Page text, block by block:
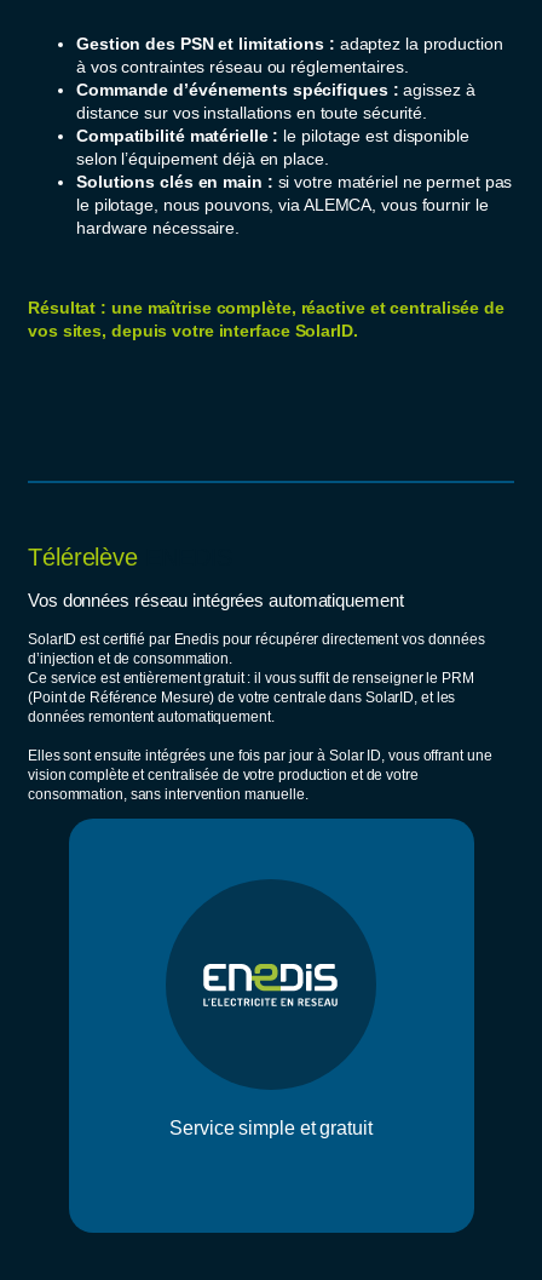
Gestion des PSN et limitations : adaptez la production
à vos contraintes réseau ou réglementaires.
Commande d’événements spécifiques :agissez à
distance sur vos installations en toute sécurité.
Compatibilité matérielle : le pilotage est disponible
selon l’équipement déjà en place.
Solutions clés en main : si votre matériel ne permet pas
le pilotage, nous pouvons, via ALEMCA, vous fournir le
hardware nécessaire.
Résultat : une maîtrise complète, réactive et centralisée de
vos sites, depuis votre interface SolarID.
Télérelève
Vos données réseau intégrées automatiquement
SolarID est certifié par Enedis pour récupérer directement vos données
d’injection et de consommation.
Ce service est entièrement gratuit : il vous suffit de renseigner le PRM
(Point de Référence Mesure) de votre centrale dans SolarID, et les
données remontent automatiquement.
Elles sont ensuite intégrées une fois par jour à Solar ID, vous offrant une
vision complète et centralisée de votre production et de votre
consommation, sans intervention manuelle.
Service simple et gratuit